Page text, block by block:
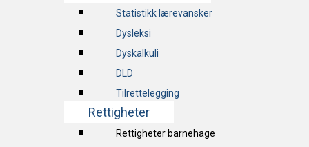
Statistikk lærevansker
Dysleksi
Dyskalkuli
DLD
Tilrettelegging
Rettigheter
Rettigheter barnehage